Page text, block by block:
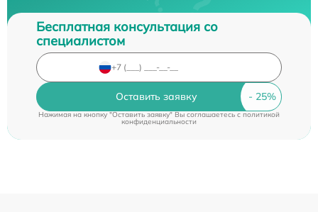
Бесплатная консультация со
специалистом
Оставить заявку
Нажимая на кнопку "Оставить заявку" Вы соглашаетесь cполитикой
конфиденциальности